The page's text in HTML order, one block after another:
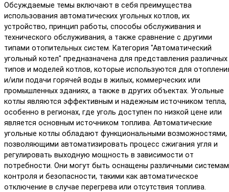
Обсуждаемые темы включают в себя преимущества
использования автоматических угольных котлов, их
устройство, принцип работы, способы обслуживания и
технического обслуживания, а также сравнение с другими
типами отопительных систем. Категория "Автоматический
угольный котел" предназначена для представления различных
типов и моделей котлов, которые используются для
и/или подачи горячей воды в жилых, коммерческих или
промышленных зданиях, а также в других объектах. Угольные
котлы являются эффективным и надежным источником тепла,
особенно в регионах, где уголь доступен по низкой цене или
является основным источником топлива. Автоматические
угольные котлы обладают функциональными возможностями,
позволяющими автоматизировать процесс сжигания угля и
регулировать выходную мощность в зависимости от
потребности. Они могут быть оснащены различными
контроля и безопасности, такими как автоматическое
отключение в случае перегрева или отсутствия топлива.